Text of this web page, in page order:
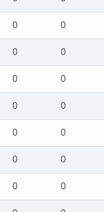
0 0
0 0
0 0
0 0
0 0
0 0
0 0